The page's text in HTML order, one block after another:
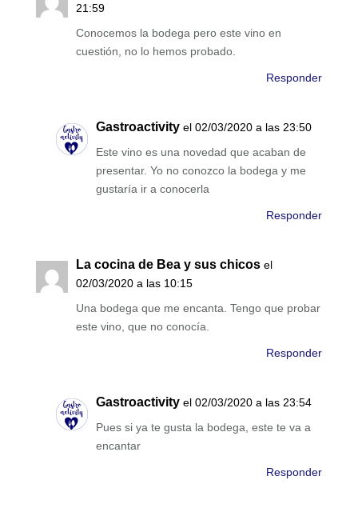
21:59
Conocemos la bodega pero este vino en
cuestión, no lo hemos probado.
Responder
Gastroactivity el 02/03/2020 a las 23:50
Este vino es una novedad que acaban de
presentar. Yo no conozco la bodega y me
gustaría ir a conocerla
Responder
La cocina de Bea y sus chicos el
02/03/2020 a las 10:15
Una bodega que me encanta. Tengo que probar
este vino, que no conocía.
Responder
Gastroactivity el 02/03/2020 a las 23:54
Pues si ya te gusta la bodega, este te va a
encantar
Responder